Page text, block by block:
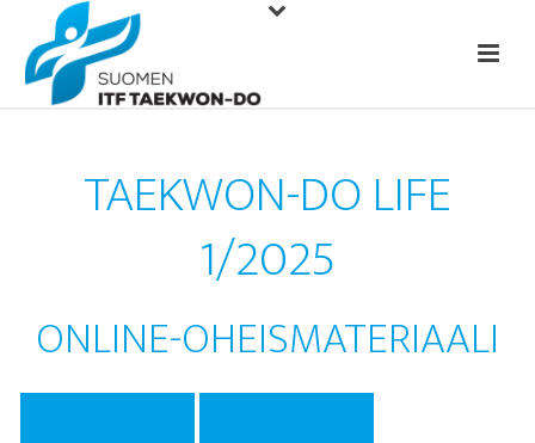
TAEKWON-DO LIFE
1/2025
ONLINE-OHEISMATERIAALI